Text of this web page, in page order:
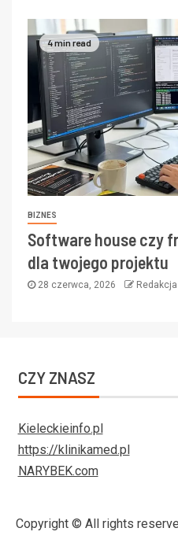
4 min read
BIZNES
Software house czy
dla twojego projektu
28 czerwca, 2026
CZY ZNASZ
Kieleckieinfo.pl
https://klinikamed.pl
NARYBEK.com
Copyright © All rights